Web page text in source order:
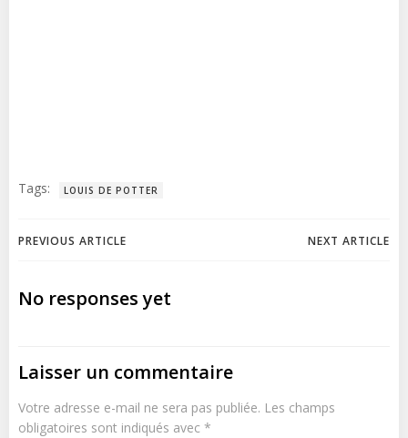
Tags: LOUIS DE POTTER
Post
navigation
PREVIOUS ARTICLE NEXT ARTICLE
No responses yet
Laisser un commentaire
Votre adresse e-mail ne sera pas publiée. Les champs
obligatoires sont indiqués avec *